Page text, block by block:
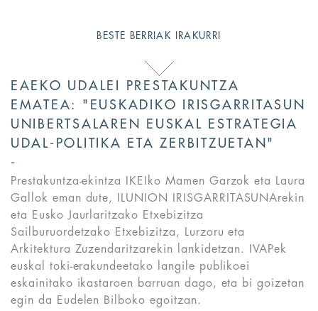
BESTE BERRIAK IRAKURRI
EAEKO UDALEI PRESTAKUNTZA
EMATEA: "EUSKADIKO IRISGARRITASUN
UNIBERTSALAREN EUSKAL ESTRATEGIA
UDAL-POLITIKA ETA ZERBITZUETAN"
Prestakuntza-ekintza IKEIko Mamen Garzok eta Laura
Gallok eman dute, ILUNION IRISGARRITASUNArekin
eta Eusko Jaurlaritzako Etxebizitza
Sailburuordetzako Etxebizitza, Lurzoru eta
Arkitektura Zuzendaritzarekin lankidetzan. IVAPek
euskal toki-erakundeetako langile publikoei
eskainitako ikastaroen barruan dago, eta bi goizetan
egin da Eudelen Bilboko egoitzan.